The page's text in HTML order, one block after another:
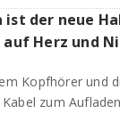
ist der neue
Herz und
Kopfhörer und
zum